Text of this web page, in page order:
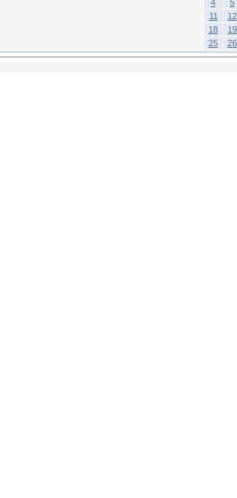
4
5
11
12
18
19
25
26